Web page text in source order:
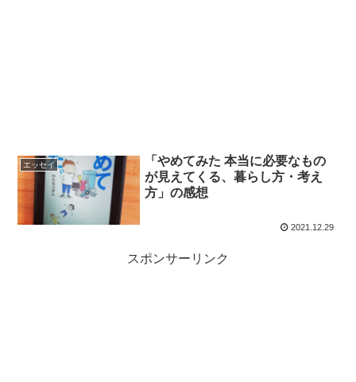
エッセイ
「やめてみた 本当に必要なもの
が見えてくる、暮らし方・考え
方」の感想
2021.12.29
スポンサーリンク